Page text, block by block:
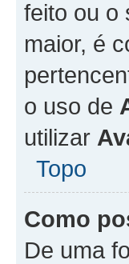
feito ou o
maior, é
o uso de
utilizar
Topo
Como
De uma